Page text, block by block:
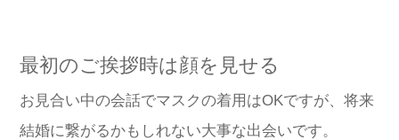
最初のご挨拶時は顔を見せる
お見合い中の会話でマスクの着用はOKですが、将来
結婚に繋がるかもしれない大事な出会いです。